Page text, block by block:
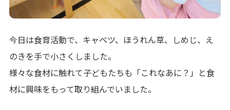
今日は食育活動で、キャベツ、ほうれん草、しめじ、え
のきを手で小さくしました。
様々な食材に触れて子どもたちも「これなあに？」と食
材に興味をもって取り組んでいました。